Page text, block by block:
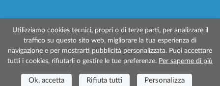
© 2026 Traghettilines è gestito da Prenotazioni24 s.r.l.
Sede Legale: Via Bonistallo, 50/B - 50053 Empoli (FI)
Sede Operativa: Via Casa del Duca, 1 - 57037 Portoferraio (LI)
Aut.Amm.Prov. LI n 1819 del 16/01/06 - Fondo Garanzia Viaggi ASSIMUTUA
Utilizziamo cookies tecnici, propri o di terze parti, per analizzare il
traffico su questo sito web, migliorare la tua esperienza di
navigazione e per mostrarti pubblicità personalizzata. Puoi accettare
tutti i cookies, rifiutarli o gestire le tue preferenze. Per saperne di più
Ok, accetta Rifiuta tutti Personalizza